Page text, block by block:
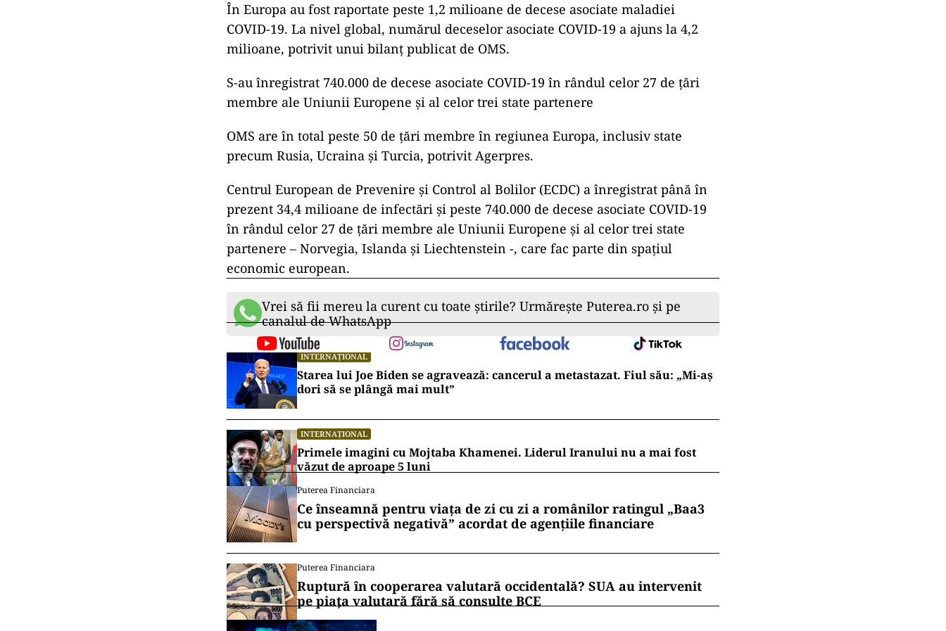
În Europa au fost raportate peste 1,2 milioane de decese asociate maladiei
COVID-19. La nivel global, numărul deceselor asociate COVID-19 a ajuns la 4,2
milioane, potrivit unui bilanţ publicat de OMS.
S-au înregistrat 740.000 de decese asociate COVID-19 în rândul celor 27 de ţări
membre ale Uniunii Europene şi al celor trei state partenere
OMS are în total peste 50 de ţări membre în regiunea Europa, inclusiv state
precum Rusia, Ucraina şi Turcia, potrivit Agerpres.
Centrul European de Prevenire şi Control al Bolilor (ECDC) a înregistrat până în
prezent 34,4 milioane de infectări şi peste 740.000 de decese asociate COVID-19
în rândul celor 27 de ţări membre ale Uniunii Europene şi al celor trei state
partenere – Norvegia, Islanda şi Liechtenstein -, care fac parte din spaţiul
economic european.
Vrei să fii mereu la curent cu toate știrile? Urmărește Puterea.ro și pe
canalul de WhatsApp
INTERNAȚIONAL
Starea lui Joe Biden se agravează: cancerul a metastazat. Fiul său: „Mi-aș
dori să se plângă mai mult”
INTERNAȚIONAL
Primele imagini cu Mojtaba Khamenei. Liderul Iranului nu a mai fost
văzut de aproape 5 luni
Puterea Financiara
Ce înseamnă pentru viața de zi cu zi a românilor ratingul „Baa3
cu perspectivă negativă” acordat de agențiile financiare
Puterea Financiara
Ruptură în cooperarea valutară occidentală? SUA au intervenit
pe piața valutară fără să consulte BCE